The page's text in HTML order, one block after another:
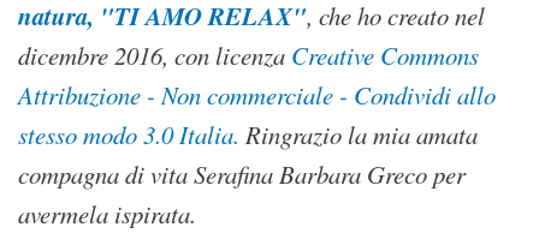
natura, "TI AMO RELAX", che ho creato nel
dicembre 2016, con licenza Creative Commons
Attribuzione - Non commerciale - Condividi allo
stesso modo 3.0 Italia. Ringrazio la mia amata
compagna di vita Serafina Barbara Greco per
avermela ispirata.